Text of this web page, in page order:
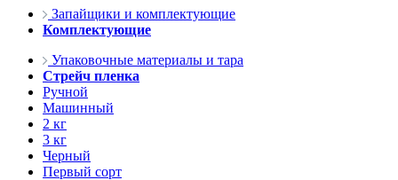
Запайщики и комплектующие
Комплектующие
Упаковочные материалы и тара
Стрейч пленка
Ручной
Машинный
2 кг
3 кг
Черный
Первый сорт